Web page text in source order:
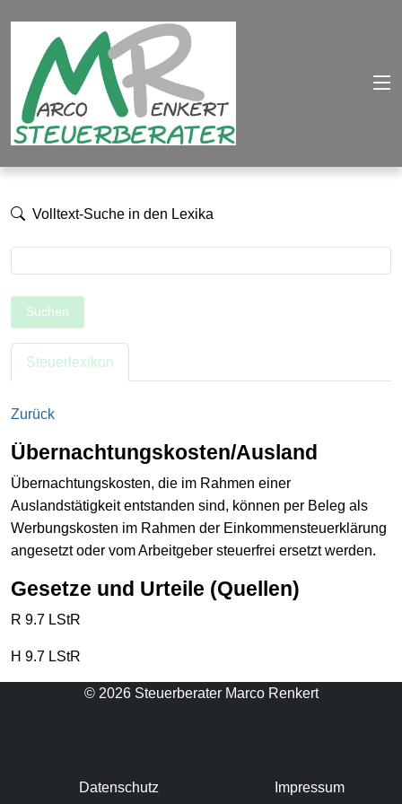
Volltext-Suche in den Lexika
Suchen
Steuerlexikon
Zurück
Übernachtungskosten/Ausland
Übernachtungskosten, die im Rahmen einer
Auslandstätigkeit entstanden sind, können per Beleg als
Werbungskosten im Rahmen der Einkommensteuerklärung
angesetzt oder vom Arbeitgeber steuerfrei ersetzt werden.
Gesetze und Urteile (Quellen)
R 9.7 LStR
H 9.7 LStR
© 2026 Steuerberater Marco Renkert
Datenschutz Impressum